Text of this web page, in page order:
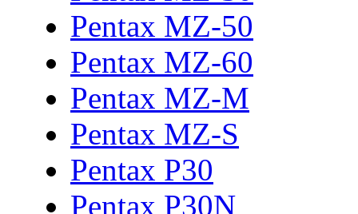
Pentax MZ-50
Pentax MZ-60
Pentax MZ-M
Pentax MZ-S
Pentax P30
Pentax P30N